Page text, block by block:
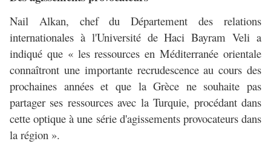
Nail Alkan, chef du Département des relations
internationales à l'Université de Haci Bayram Veli a
indiqué que « les ressources en Méditerranée orientale
connaîtront une importante recrudescence au cours des
prochaines années et que la Grèce ne souhaite pas
partager ses ressources avec la Turquie, procédant dans
cette optique à une série d'agissements provocateurs dans
la région ».